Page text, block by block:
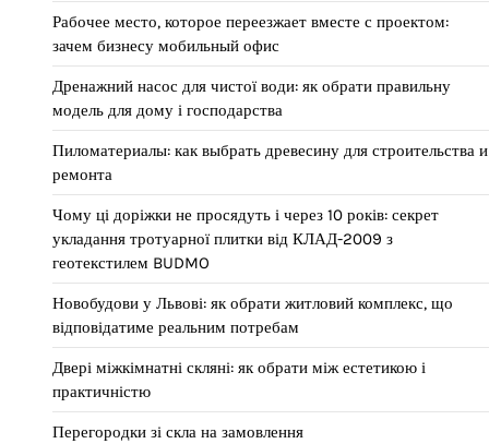
Рабочее место, которое переезжает вместе с проектом:
зачем бизнесу мобильный офис
Дренажний насос для чистої води: як обрати правильну
модель для дому і господарства
Пиломатериалы: как выбрать древесину для строительства и
ремонта
Чому ці доріжки не просядуть і через 10 років: секрет
укладання тротуарної плитки від КЛАД-2009 з
геотекстилем BUDMO
Новобудови у Львові: як обрати житловий комплекс, що
відповідатиме реальним потребам
Двері міжкімнатні скляні: як обрати між естетикою і
практичністю
Перегородки зі скла на замовлення